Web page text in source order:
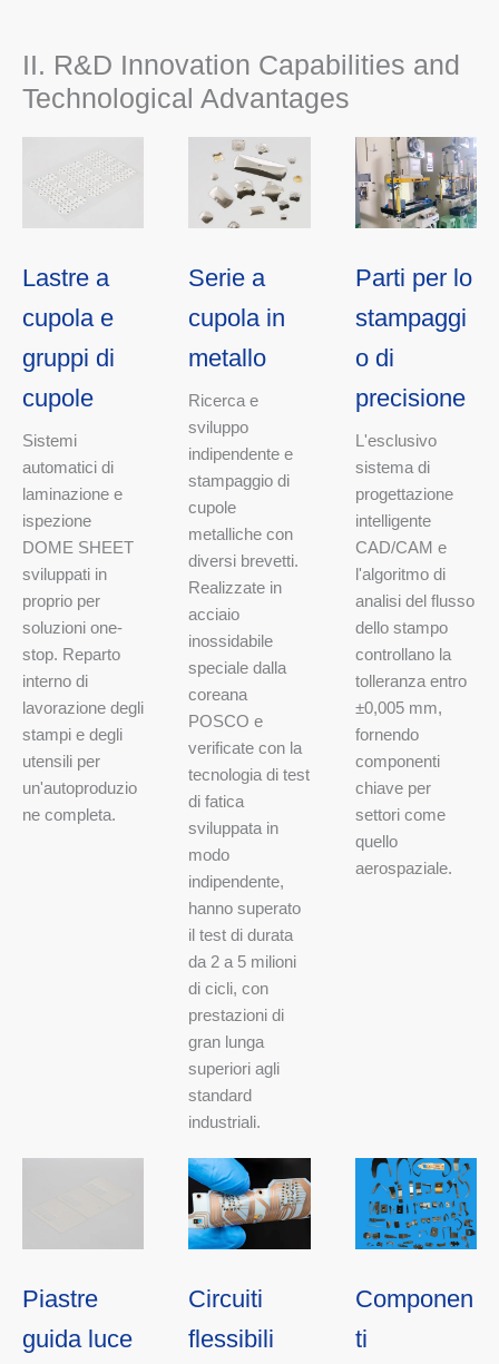
II. R&D Innovation Capabilities and
Technological Advantages
Lastre a
cupola e
gruppi di
cupole
Sistemi
automatici di
laminazione e
ispezione
DOME SHEET
sviluppati in
proprio per
soluzioni one-
stop. Reparto
interno di
lavorazione degli
stampi e degli
utensili per
un'autoproduzio
ne completa.
Serie a
cupola in
metallo
Ricerca e
sviluppo
indipendente e
stampaggio di
cupole
metalliche con
diversi brevetti.
Realizzate in
acciaio
inossidabile
speciale dalla
coreana
POSCO e
verificate con la
tecnologia di test
di fatica
sviluppata in
modo
indipendente,
hanno superato
il test di durata
da 2 a 5 milioni
di cicli, con
prestazioni di
gran lunga
superiori agli
standard
industriali.
Parti per lo
stampaggi
o di
precisione
L'esclusivo
sistema di
progettazione
intelligente
CAD/CAM e
l'algoritmo di
analisi del flusso
dello stampo
controllano la
tolleranza entro
±0,005 mm,
fornendo
componenti
chiave per
settori come
quello
aerospaziale.
Piastre
guida luce
Circuiti
flessibili
Componen
ti